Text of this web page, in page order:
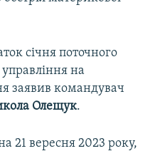
січня поточного
на
заявив командувач
Олещук.
21 вересня 2023 року,